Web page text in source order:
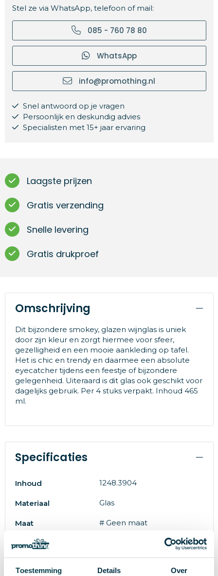
Toestemming Details Over
Stel ze via WhatsApp, telefoon of mail:
085 - 760 78 80
WhatsApp
info@promothing.nl
Snel antwoord op je vragen
Persoonlijk en deskundig advies
Specialisten met 15+ jaar ervaring
Laagste prijzen
Gratis verzending
Snelle levering
Gratis drukproef
Omschrijving
Dit bijzondere smokey, glazen wijnglas is uniek
door zijn kleur en zorgt hiermee voor sfeer,
gezelligheid en een mooie aankleding op tafel.
Het is chic en trendy en daarmee een absolute
eyecatcher tijdens een feestje of bijzondere
gelegenheid. Uiteraard is dit glas ook geschikt voor
dagelijks gebruik. Per 4 stuks verpakt. Inhoud 465
ml.
Specificaties
Inhoud 1248.3904
Materiaal Glas
Maat # Geen maat
Gewicht